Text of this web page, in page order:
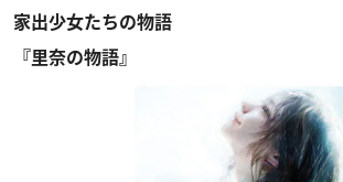
家出少女たちの物語
『里奈の物語』